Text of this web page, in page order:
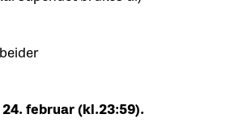
februar (kl.23:59).